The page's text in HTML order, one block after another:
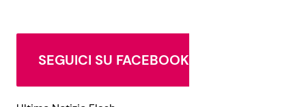
SEGUICI SU FACEBOOK